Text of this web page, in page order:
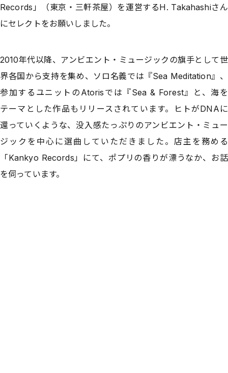
Records」（東京・三軒茶屋）を運営するH. Takahashiさん
にセレクトをお願いしました。
2010年代以降、アンビエント・ミュージックの旗手として世
界各国から支持を集め、ソロ名義では『Sea Meditation』、
参加するユニットのAtorisでは『Sea & Forest』と、海を
テーマとした作品もリリースされています。ヒトがDNAに
還っていくような、没入感たっぷりのアンビエント・ミュー
ジックを中心に選曲していただきました。店主を務める
「Kankyo Records」にて、ポプリの香りが漂うなか、お話
を伺っています。